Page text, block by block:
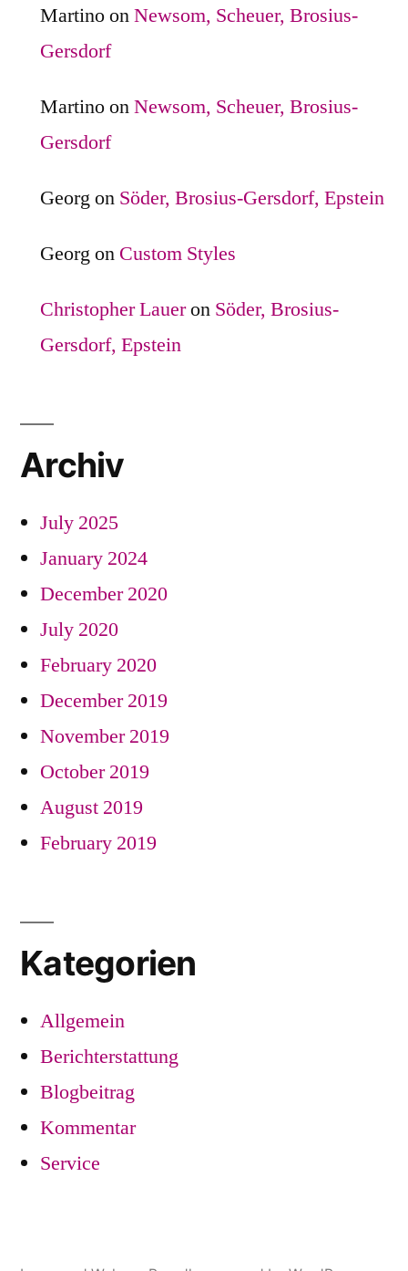
MartinoonNewsom, Scheuer, Brosius-
Gersdorf
MartinoonNewsom, Scheuer, Brosius-
Gersdorf
Georgon Söder, Brosius-Gersdorf, Epstein
Georgon Custom Styles
Christopher Laueron Söder, Brosius-
Gersdorf, Epstein
Archiv
July 2025
January 2024
December 2020
July 2020
February 2020
December 2019
November 2019
October 2019
August 2019
February 2019
Kategorien
Allgemein
Berichterstattung
Blogbeitrag
Kommentar
Service